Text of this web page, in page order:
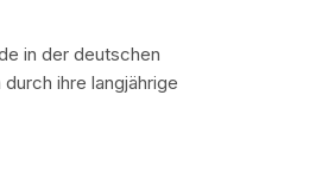
in der deutschen
ihre langjährige